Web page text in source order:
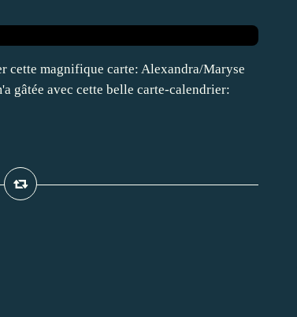
cette magnifique carte: Alexandra/Maryse
gâtée avec cette belle carte-calendrier: